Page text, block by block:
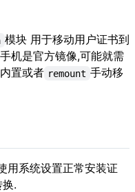
模块 用于移动用户证书到
机是官方镜像,可能就需
置或者 remount 手动移
用系统设置正常安装证
.